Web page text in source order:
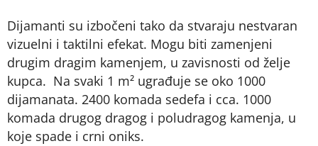
Dijamanti su izbočeni tako da stvaraju nestvaran
vizuelni i taktilni efekat. Mogu biti zamenjeni
drugim dragim kamenjem, u zavisnosti od želje
kupca. Na svaki 1 m² ugrađuje se oko 1000
dijamanata. 2400 komada sedefa i cca. 1000
komada drugog dragog i poludragog kamenja, u
koje spade i crni oniks.